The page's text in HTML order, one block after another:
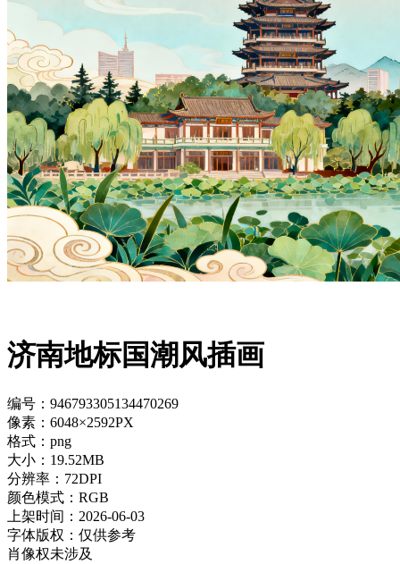
济南地标国潮风插画
编号：946793305134470269
像素：6048×2592PX
格式：png
大小：19.52MB
分辨率：72DPI
颜色模式：RGB
上架时间：2026-06-03
字体版权：仅供参考
肖像权未涉及